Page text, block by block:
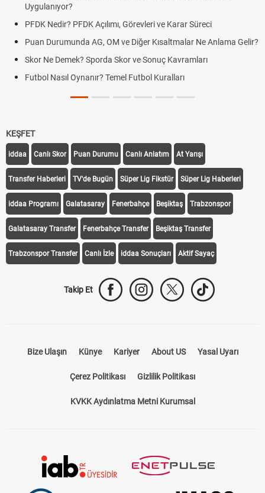
Uygulanıyor?
PFDK Nedir? PFDK Açılımı, Görevleri ve Karar Süreci
Puan Durumunda AG, OM ve Diğer Kısaltmalar Ne Anlama Gelir?
Skor Ne Demek? Sporda Skor ve Sonuç Kavramları
Futbol Nasıl Oynanır? Temel Futbol Kuralları
KEŞFET
iddaa Canlı Skor Puan Durumu Canlı Anlatım At Yarışı
Transfer Haberleri TV'de Bugün Süper Lig Fikstür Süper Lig Haberleri
iddaa Programı Galatasaray Fenerbahçe Beşiktaş Trabzonspor
Galatasaray Transfer Fenerbahçe Transfer Beşiktaş Transfer
Trabzonspor Transfer Canlı İzle iddaa Sonuçları Aktif Sayaç
Takip Et
Bize Ulaşın Künye Kariyer About US Yasal Uyarı
Çerez Politikası Gizlilik Politikası
KVKK Aydınlatma Metni Kurumsal